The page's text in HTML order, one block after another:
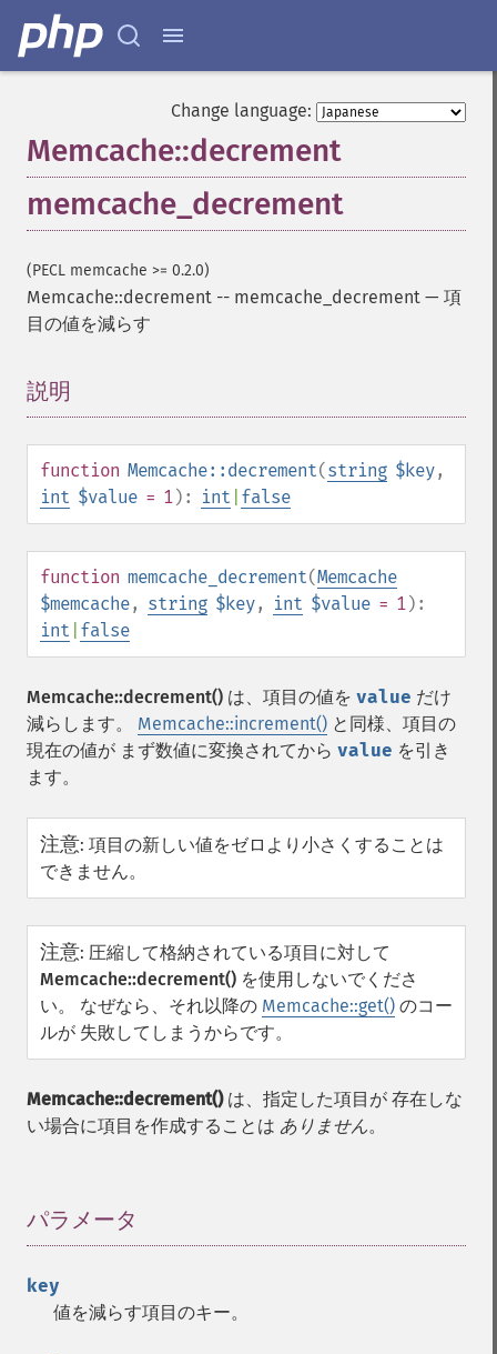
Change language:
Memcache::decrement
memcache_decrement
(PECL memcache >= 0.2.0)
Memcache::decrement -- memcache_decrement — 項
目の値を減らす
説明
function Memcache::decrement(string $key,
int $value = 1): int false
function memcache_decrement(Memcache
$memcache, string $key, int $value = 1):
int false
Memcache::decrement() は、項目の値を value だけ
減らします。 Memcache::increment() と同様、項目の
現在の値が まず数値に変換されてから value を引き
ます。
注意: 項目の新しい値をゼロより小さくすることは
できません。
注意: 圧縮して格納されている項目に対して
Memcache::decrement() を使用しないでくださ
い。 なぜなら、それ以降の Memcache::get() のコー
ルが 失敗してしまうからです。
Memcache::decrement()は、指定した項目が 存在しな
い場合に項目を作成することは ありません。
パラメータ
key
値を減らす項目のキー。